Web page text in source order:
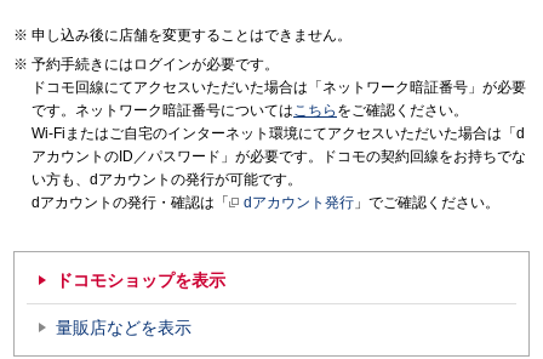
申し込み後に店舗を変更することはできません。
予約手続きにはログインが必要です。
ドコモ回線にてアクセスいただいた場合は「ネットワーク暗証番号」が必要
です。ネットワーク暗証番号についてはこちら をご確認ください。
Wi-Fiまたはご自宅のインターネット環境にてアクセスいただいた場合は「d
アカウントのID／パスワード」が必要です。ドコモの契約回線をお持ちでな
い方も、dアカウントの発行が可能です。
dアカウントの発行・確認は「
dアカウント発行 」でご確認ください。
ドコモショップを表示
量販店などを表示